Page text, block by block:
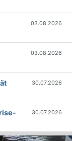
03.08.2026
03.08.2026
30.07.2026
30.07.2026